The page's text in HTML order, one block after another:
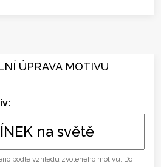
ÚPRAVA MOTIVU
podle vzhledu zvoleného motivu. Do